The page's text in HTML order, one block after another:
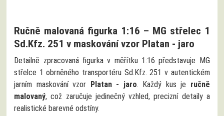
Ručně malovaná figurka 1:16 – MG střelec 1
Sd.Kfz. 251 v maskování vzor Platan - jaro
Detailně zpracovaná figurka v měřítku 1:16 představuje MG
střelce 1 obrněného transportéru Sd.Kfz. 251 v autentickém
jarním maskování vzor Platan - jaro. Každý kus je ručně
malovaný, což zaručuje jedinečný vzhled, precizní detaily a
realistické barevné odstíny.